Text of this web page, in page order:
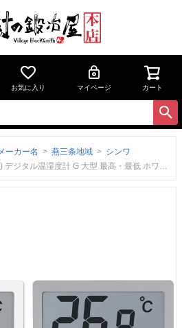
お気に入り マイページ カート
ーカー名 燕三条地域
シンワ
湿度計 G 大型 最高・最低 ホワイト・グレー73377-73402